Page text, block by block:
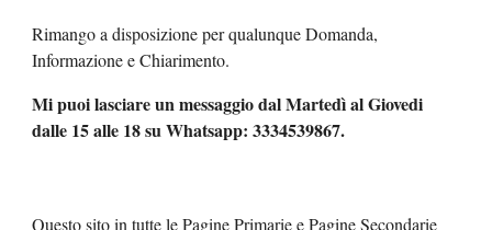
Rimango a disposizione per qualunque Domanda,
Informazione e Chiarimento.
Mi puoi lasciare un messaggio dal Martedì al Giovedi
dalle 15 alle 18 su Whatsapp: 3334539867.
Questo sito in tutte le Pagine Primarie e Pagine Secondarie